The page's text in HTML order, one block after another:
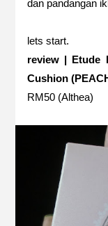
dan pandangan
lets start.
review | Etude
Cushion
RM50 (Althea)